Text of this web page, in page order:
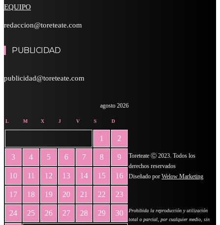
EQUIPO
redaccion@toreteate.com
PUBLICIDAD
publicidad@toreteate.com
agosto 2026
L M X J V S D
1 2
3 4 5 6 7 8 9
10 11 12 13 14 15 16
17 18 19 20 21 22 23
24 25 26 27 28 29 30
Toreteate Ⓒ 2023. Todos los
derechos reservados
Diseñado por Welow Marketing
Prohibida la reproducción y utilización
total o parcial, por cualquier medio, sin